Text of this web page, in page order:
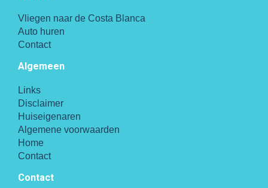
Vliegen naar de Costa Blanca
Auto huren
Contact
Algemeen
Links
Disclaimer
Huiseigenaren
Algemene voorwaarden
Home
Contact
Contact